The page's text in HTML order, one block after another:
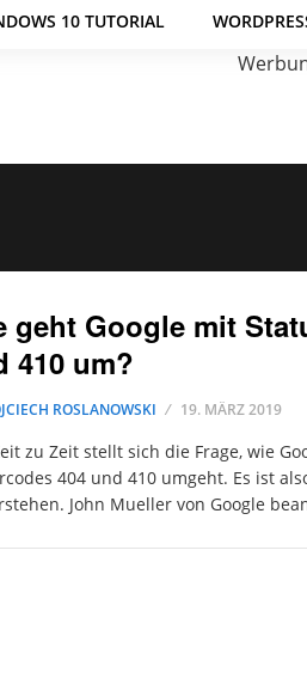
10 TUTORIAL
geht Google mit
410 um?
ROSLANOWSKI 19. MÄRZ 2019
zu Zeit stellt sich die Frage, wie
404 und 410 umgeht. Es ist
John Mueller von Google